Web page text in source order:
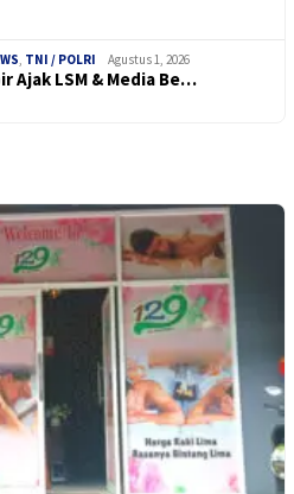
, TNI / POLRI Agustus 1, 2026
Ajak LSM & Media Be…